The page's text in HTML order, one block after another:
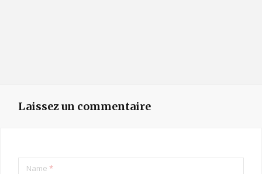
Laissez un commentaire
Name *